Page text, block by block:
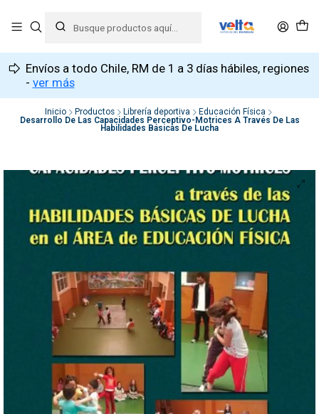
Envíos a todo Chile, RM de 1 a 3 días hábiles, regiones
- ver más
Inicio Productos Librería deportiva
Educación Física
Desarrollo De Las Capacidades Perceptivo-Motrices A Través De Las
Habilidades Básicas De Lucha